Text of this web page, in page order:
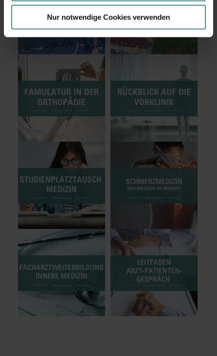
Nur notwendige Cookies verwenden